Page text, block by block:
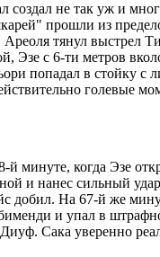
создал не так уж и
прошли из
тянул выстрел
Эзе с 6-ти метров
попадал в стойку с
голевые
й минуте, когда Эзе
и нанес сильный
добил. На 67-й же
и упал в
Диуф. Сака уверенно